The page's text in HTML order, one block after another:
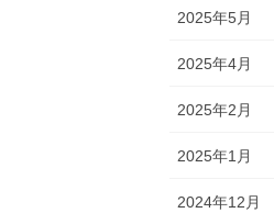
2025年5月
2025年4月
2025年2月
2025年1月
2024年12月